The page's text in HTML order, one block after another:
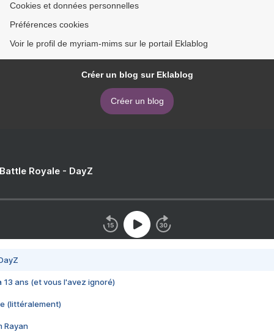
Cookies et données personnelles
Préférences cookies
Voir le profil de myriam-mims sur le portail Eklablog
Créer un blog sur Eklablog
Créer un blog
Royale - DayZ
13 ans (et vous l'avez ignoré)
(littéralement)
Rayan